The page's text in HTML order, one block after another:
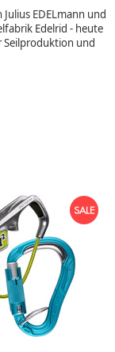
Wunschzettel
EDELmann und
Edelrid - heute
Seilproduktion und